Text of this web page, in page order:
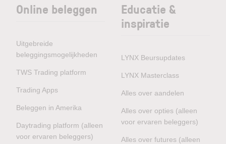
Online beleggen
Uitgebreide
beleggingsmogelijkheden
TWS Trading platform
Trading Apps
Beleggen in Amerika
Daytrading platform (alleen
voor ervaren beleggers)
Educatie &
inspiratie
LYNX Beursupdates
LYNX Masterclass
Alles over aandelen
Alles over opties (alleen
voor ervaren beleggers)
Alles over futures (alleen